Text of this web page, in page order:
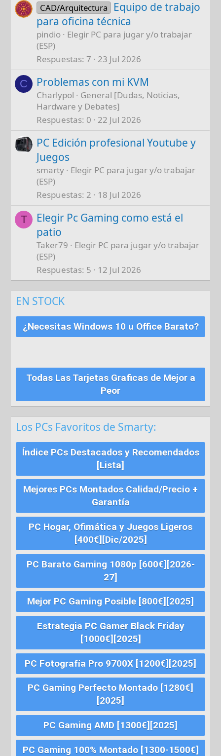
CAD/Arquitectura
Equipo de trabajo
para oficina técnica
pindio
Elegir PC para jugar y/o trabajar
(ESP)
Respuestas 7 23 Jul 2026
C Problemas con mi KVM
Charlypol
General [Dudas, Noticias,
Hardware y Debates]
Respuestas 0 22 Jul 2026
PC Edición profesional Youtube y
Juegos
smarty
Elegir PC para jugar y/o trabajar
(ESP)
Respuestas 2 18 Jul 2026
T
Elegir Pc Gaming como está el
patio
Taker79
Elegir PC para jugar y/o trabajar
(ESP)
Respuestas 5 12 Jul 2026
EN STOCK
¿Necesitas Windows 10 u Office Barato?
Todas Las Tarjetas Graficas de Mejor a
Peor
Los PCs Favoritos de Smarty:
Índice PCs Destacados y Recomendados
[Lista]
Mejores PCs Montados Calidad/Precio +
Garantía
PC Hogar, Ofimática y Juegos Ligeros
[400€][Dic/2025]
PC Barato Gaming 1080p [600€][2026-
27]
Mejor PC Gaming Posible [800€][2025]
Estrategia PC Gamer Black Friday
[1000€][2025]
PC Fotografía Pro 9700X [1200€][2025]
PC Gaming Perfecto Montado [1280€]
[2025]
PC Gaming AMD [1300€][2025]
PC Gaming 100% Montado [1300-1500€]